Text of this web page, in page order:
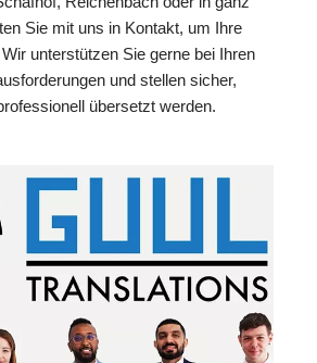
Sie mit uns in Kontakt, um Ihre
unterstützen Sie gerne bei Ihren
und stellen sicher,
übersetzt werden.